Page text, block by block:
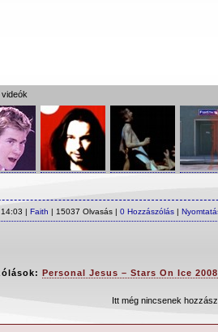
videók
| Faith | 15037 Olvasás | 0 Hozzászólás |
Personal Jesus – Stars On Ice 2008
Itt még nincsenek